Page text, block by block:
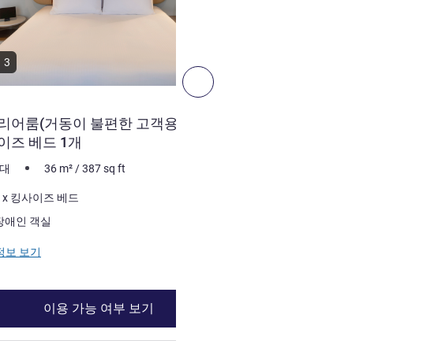
다음 - 객실
어룸(거동이 불편한 고객용 객실) -
즈 베드 1개
3
36 m² /387sq ft
x 킹사이즈 베드
애인 객실
보 보기
이용 가능 여부 보기